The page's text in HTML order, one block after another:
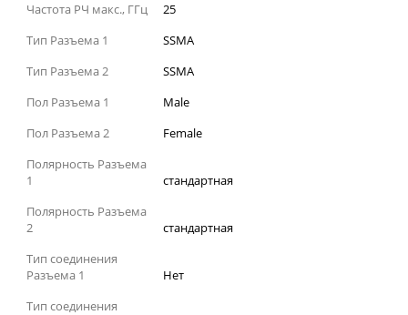
Частота РЧ макс., ГГц
25
Тип Разъема 1
SSMA
Тип Разъема 2
SSMA
Пол Разъема 1
Male
Пол Разъема 2
Female
Полярность Разъема
1
стандартная
Полярность Разъема
2
стандартная
Тип соединения
Разъема 1
Нет
Тип соединения